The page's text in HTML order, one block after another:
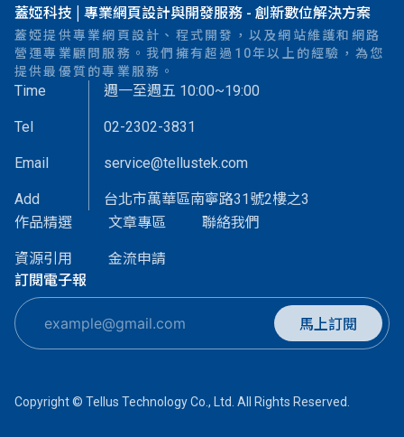
蓋婭科技 | 專業網頁設計與開發服務 - 創新數位解決方案
蓋婭提供專業網頁設計、程式開發，以及網站維護和網路
營運專業顧問服務。我們擁有超過10年以上的經驗，為您
提供最優質的專業服務。
Time 週一至週五 10:00~19:00
Tel 02-2302-3831
Email service@tellustek.com
Add 台北市萬華區南寧路31號2樓之3
作品精選 文章專區
聯絡我們
資源引用
金流申請
訂閱電子報
馬上訂閱
Copyright © Tellus Technology Co., Ltd. All Rights Reserved.